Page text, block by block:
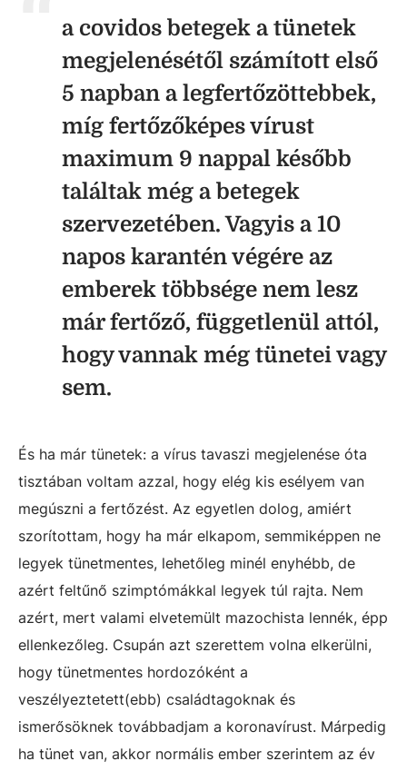
a covidos betegek a tünetek
megjelenésétől számított első
5 napban a legfertőzöttebbek,
míg fertőzőképes vírust
maximum 9 nappal később
találtak még a betegek
szervezetében. Vagyis a 10
napos karantén végére az
emberek többsége nem lesz
már fertőző, függetlenül attól,
hogy vannak még tünetei vagy
sem.
És ha már tünetek: a vírus tavaszi megjelenése óta
tisztában voltam azzal, hogy elég kis esélyem van
megúszni a fertőzést. Az egyetlen dolog, amiért
szorítottam, hogy ha már elkapom, semmiképpen ne
legyek tünetmentes, lehetőleg minél enyhébb, de
azért feltűnő szimptómákkal legyek túl rajta. Nem
azért, mert valami elvetemült mazochista lennék, épp
ellenkezőleg. Csupán azt szerettem volna elkerülni,
hogy tünetmentes hordozóként a
veszélyeztetett(ebb) családtagoknak és
ismerősöknek továbbadjam a koronavírust. Márpedig
ha tünet van, akkor normális ember szerintem az év